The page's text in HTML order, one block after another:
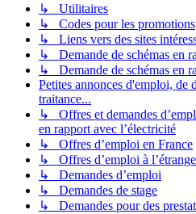
↳ Utilitaires
↳ Codes pour les promotions
↳ Liens vers des sites
↳ Demande de schémas en
↳ Demande de schémas en
Petites annonces d'emploi, de
traitance...
↳ Offres et demandes
en rapport avec l’électricité
↳ Offres d’emploi en France
↳ Offres d’emploi à
↳ Demandes d’emploi
↳ Demandes de stage
↳ Demandes pour des